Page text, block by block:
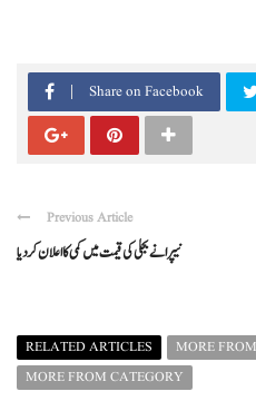
Share on Facebook
Previous Article
نیپرا نے بجلی کی قیمت میں کمی کا اعلان کردیا
RELATED ARTICLES
MORE
MORE FROM CATEGORY